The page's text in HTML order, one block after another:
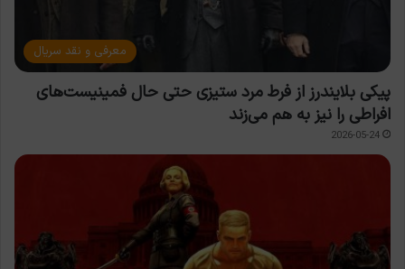
معرفی و نقد سریال
پیکی بلایندرز از فرط مرد ستیزی حتی حال فمینیست‌های
افراطی را نیز به هم می‌زند
2026-05-24